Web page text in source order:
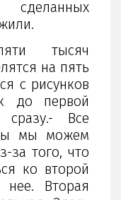
сделанных
тысяч
на пять
с рисунков
до первой
Все
мы можем
за того, что
ко второй
Вторая